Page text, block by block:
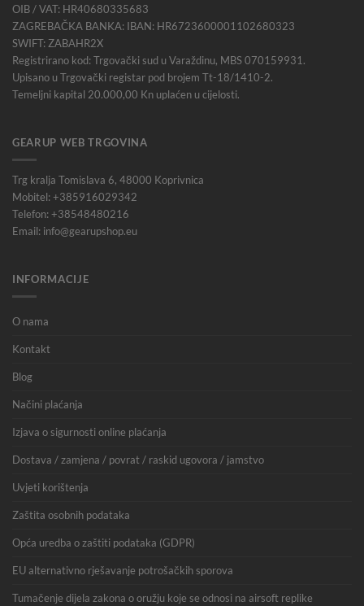
OIB / VAT: HR40680335683
ZAGREBAČKA BANKA: IBAN: HR6723600001102680323
SWIFT: ZABAHR2X
Registrirano kod: Trgovački sud u Varaždinu, MBS 070159931.
Upisano u Trgovački registar pod brojem Tt-18/1410-2.
Temeljni kapital 20.000,00 Kn uplaćen u cijelosti.
GEARUP WEB TRGOVINA
Trg kralja Tomislava 6, 48000 Koprivnica
Mobitel: +385916029342
Telefon: +38548480216
Email: info@gearupshop.eu
INFORMACIJE
O nama
Kontakt
Blog
Načini plaćanja
Izjava o sigurnosti online plaćanja
Dostava / zamjena / povrat / raskid ugovora / jamstvo
Uvjeti korištenja
Zaštita osobnih podataka
Opća uredba o zaštiti podataka (GDPR)
EU alternativno rješavanje potrošačkih sporova
Tumačenje dijela zakona o oružju koje se odnosi na airsoft replike